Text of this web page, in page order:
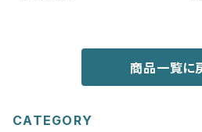
商品一覧に
CATEGORY